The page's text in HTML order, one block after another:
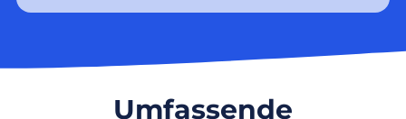
Umfassende